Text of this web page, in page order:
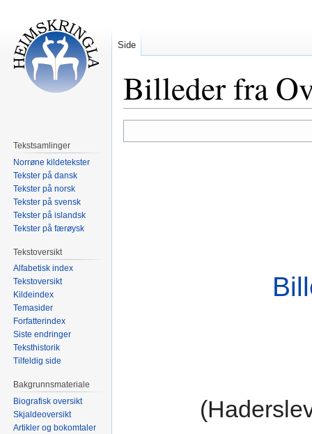
Billeder fra
til
til
Side
Tekstsamlinger
Norrøne kildetekster
Tekster på dansk
Tekster på norsk
Tekster på svensk
Tekster på islandsk
Tekster på færøysk
Tekstoversikt
Alfabetisk index
Tekstoversikt
Kildeindex
Temasider
Forfatterindex
Siste endringer
Teksthistorik
Tilfeldig side
Bakgrunnsmateriale
Biografisk oversikt
Skjaldeoversikt
Artikler og bokomtaler